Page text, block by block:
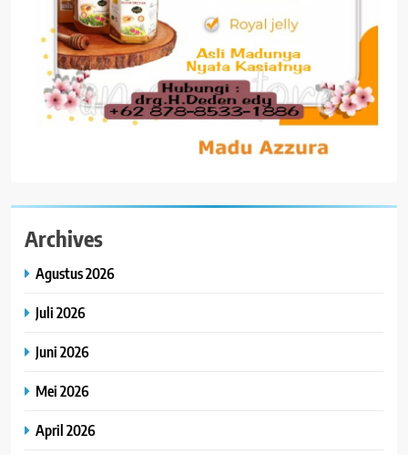
Archives
Agustus 2026
Juli 2026
Juni 2026
Mei 2026
April 2026